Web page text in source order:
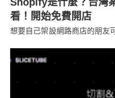
看！開始免費開店
想要自己架設網路商店的朋友